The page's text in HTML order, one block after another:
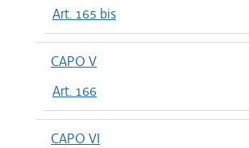
Art. 165 bis
CAPO V
Art. 166
CAPO VI